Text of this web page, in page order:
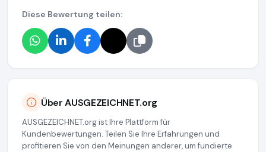
Diese Bewertung teilen:
Über AUSGEZEICHNET.org
AUSGEZEICHNET.org ist Ihre Plattform für
Kundenbewertungen. Teilen Sie Ihre Erfahrungen und
profitieren Sie von den Meinungen anderer, um fundierte